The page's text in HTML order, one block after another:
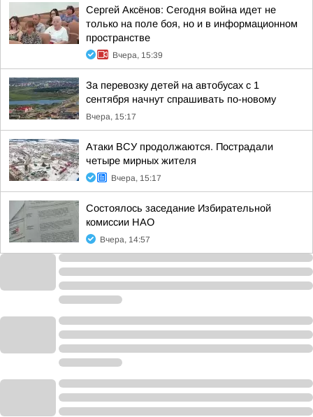
Сергей Аксёнов: Сегодня война идет не
только на поле боя, но и в информационном
пространстве
Вчера, 15:39
За перевозку детей на автобусах с 1
сентября начнут спрашивать по-новому
Вчера, 15:17
Атаки ВСУ продолжаются. Пострадали
четыре мирных жителя
Вчера, 15:17
Состоялось заседание Избирательной
комиссии НАО
Вчера, 14:57